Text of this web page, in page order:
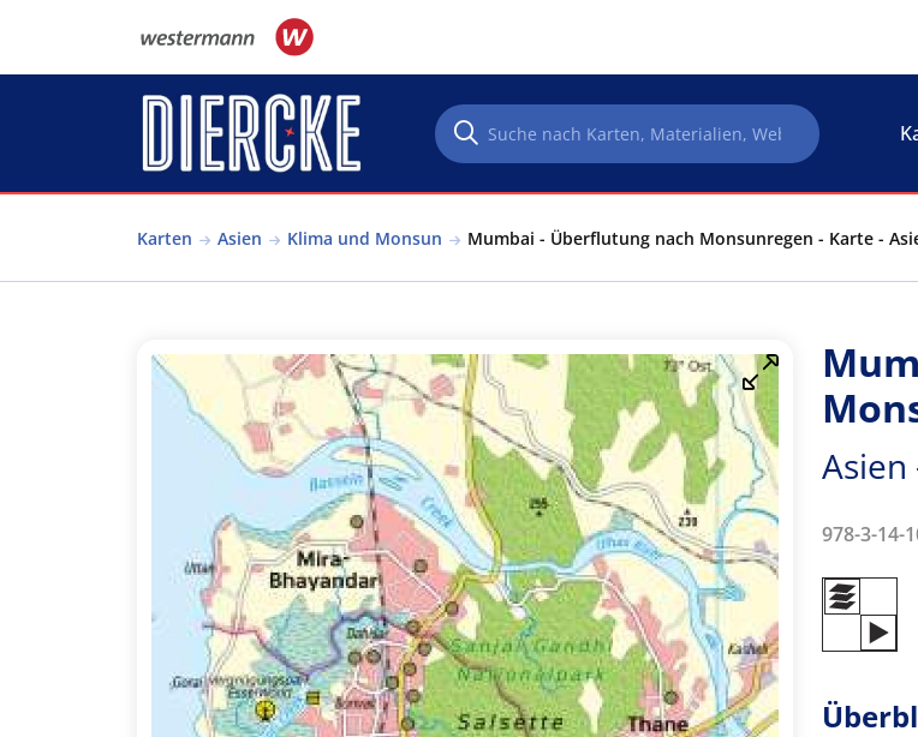
Karten Asien Klima und Monsun Mumbai - Überflutung nach Monsunregen - Karte -
978-3-14-